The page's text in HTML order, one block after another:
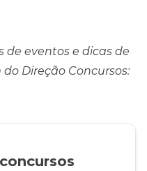
de eventos e dicas de
Direção Concursos: